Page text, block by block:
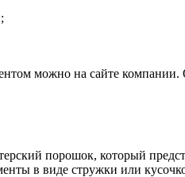
можно на сайте
порошок, который
в виде стружки или